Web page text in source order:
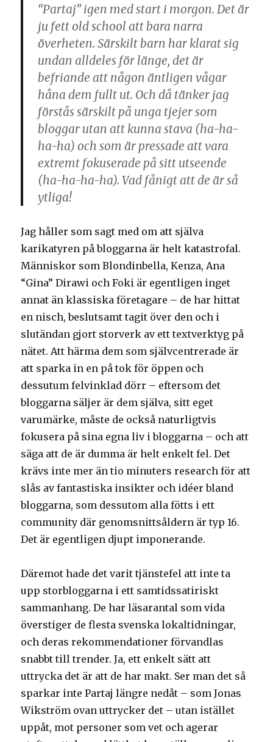
“Partaj” igen med start i morgon. Det är
ju fett old school att bara narra
överheten. Särskilt barn har klarat sig
undan alldeles för länge, det är
befriande att någon äntligen vågar
håna dem fullt ut. Och då tänker jag
förstås särskilt på unga tjejer som
bloggar utan att kunna stava (ha-ha-
ha-ha) och som är pressade att vara
extremt fokuserade på sitt utseende
(ha-ha-ha-ha). Vad fånigt att de är så
ytliga!
Jag håller som sagt med om att själva
karikatyren på bloggarna är helt katastrofal.
Människor som Blondinbella, Kenza, Ana
“Gina” Dirawi och Foki är egentligen inget
annat än klassiska företagare – de har hittat
en nisch, beslutsamt tagit över den och i
slutändan gjort storverk av ett textverktyg på
nätet. Att härma dem som självcentrerade är
att sparka in en på tok för öppen och
dessutum felvinklad dörr – eftersom det
bloggarna säljer är dem själva, sitt eget
varumärke, måste de också naturligtvis
fokusera på sina egna liv i bloggarna – och att
säga att de är dumma är helt enkelt fel. Det
krävs inte mer än tio minuters research för att
slås av fantastiska insikter och idéer bland
bloggarna, som dessutom alla fötts i ett
community där genomsnittsåldern är typ 16.
Det är egentligen djupt imponerande.
Däremot hade det varit tjänstefel att inte ta
upp storbloggarna i ett samtidssatiriskt
sammanhang. De har läsarantal som vida
överstiger de flesta svenska lokaltidningar,
och deras rekommendationer förvandlas
snabbt till trender. Ja, ett enkelt sätt att
uttrycka det är att de har makt. Ser man det så
sparkar inte Partaj längre nedåt – som Jonas
Wikström ovan uttrycker det – utan istället
uppåt, mot personer som vet och agerar